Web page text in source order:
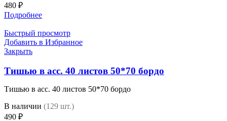
480 ₽
Подробнее
Быстрый просмотр
Добавить в Избранное
Закрыть
Тишью в асс. 40 листов 50*70 бордо
Тишью в асс. 40 листов 50*70 бордо
В наличии (129 шт.)
490 ₽